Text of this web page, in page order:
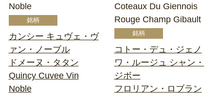
Noble
カンシー キュヴェ・ヴ
ァン・ノーブル
ドメーヌ・タタン
Quincy Cuvee Vin
Noble
Coteaux Du Giennois
Rouge Champ Gibault
コトー・デュ・ジェノ
ワ・ルージュ シャン・
ジボー
フロリアン・ロブラン